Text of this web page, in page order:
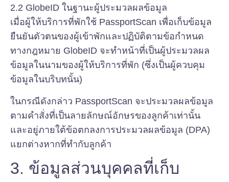
2.2 GlobeID ในฐานะผู้ประมวลผลข้อมูล
เมื่อผู้ให้บริการที่พักใช้ PassportScan เพื่อเก็บข้อมูล
ยืนยันตัวตนของผู้เข้าพักและปฏิบัติตามข้อกำหนด
ทางกฎหมาย GlobeID จะทำหน้าที่เป็นผู้ประมวลผล
ข้อมูลในนามของผู้ให้บริการที่พัก (ซึ่งเป็นผู้ควบคุม
ข้อมูลในบริบทนั้น)
ในกรณีดังกล่าว PassportScan จะประมวลผลข้อมูล
ตามคำสั่งที่เป็นลายลักษณ์อักษรของลูกค้าเท่านั้น
และอยู่ภายใต้ข้อตกลงการประมวลผลข้อมูล (DPA)
แยกต่างหากที่ทำกับลูกค้า
3. ข้อมูลส่วนบุคคลที่เก็บ